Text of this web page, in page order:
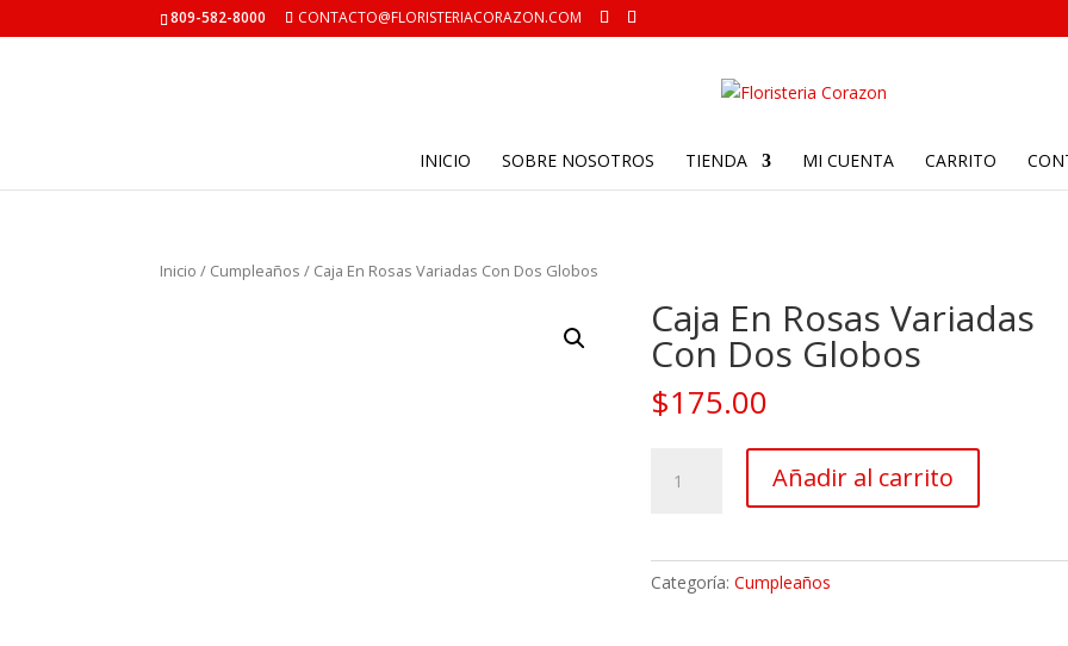
809-582-8000 CONTACTO@FLORISTERIACORAZON.COM
INICIO SOBRE NOSOTROS TIENDA MI CUENTA CARRITO
Inicio / Cumpleaños / Caja En Rosas Variadas Con Dos Globos
Caja En Rosas Variadas
Con Dos Globos
$175.00
Añadir al carrito
Categoría:Cumpleaños